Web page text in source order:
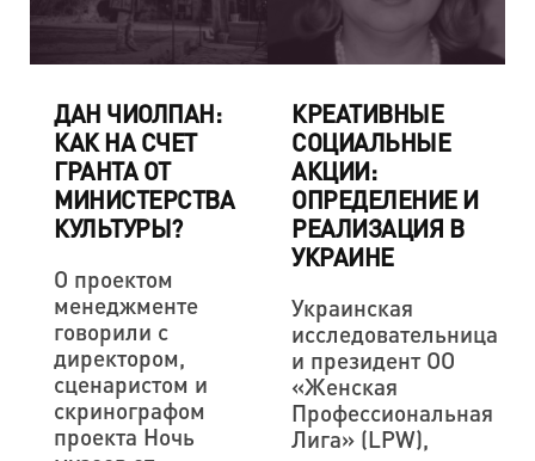
ДАН ЧИОЛПАН:
КАК НА СЧЕТ
ГРАНТА ОТ
МИНИСТЕРСТВА
КУЛЬТУРЫ?
О проектом
менеджменте
говорили с
директором,
сценаристом и
скринографом
проекта Ночь
КРЕАТИВНЫЕ
СОЦИАЛЬНЫЕ
АКЦИИ:
ОПРЕДЕЛЕНИЕ И
РЕАЛИЗАЦИЯ В
УКРАИНЕ
Украинская
исследовательница
и президент ОО
«Женская
Профессиональная
Лига» (LPW),